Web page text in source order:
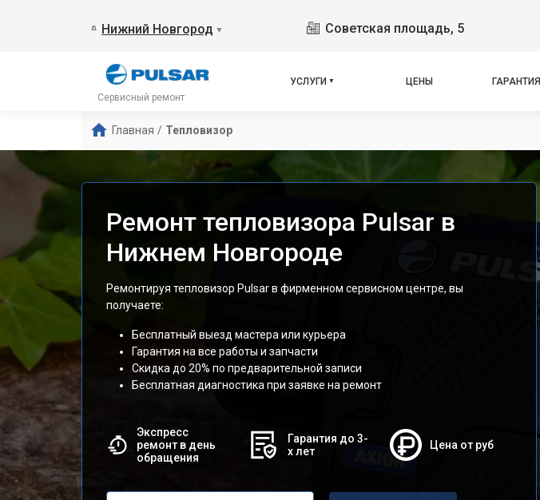
Нижний Новгород ▼ Советская площадь, 5
Сервисный ремонт
УСЛУГИ ЦЕНЫ ГАРАНТИЯ
Главная / Тепловизор
Ремонт тепловизора Pulsar в
Нижнем Новгороде
Ремонтируя тепловизор Pulsar в фирменном сервисном центре, вы
получаете:
Бесплатный выезд мастера или курьера
Гарантия на все работы и запчасти
Скидка до 20% по предварительной записи
Бесплатная диагностика при заявке на ремонт
Экспресс
ремонт в день
обращения
Гарантия до 3-
х лет
Цена от руб